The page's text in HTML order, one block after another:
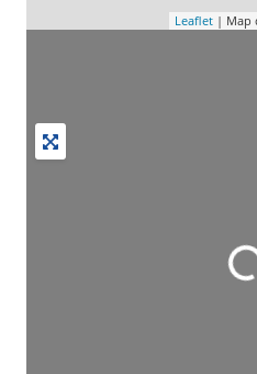
Leaflet | Map